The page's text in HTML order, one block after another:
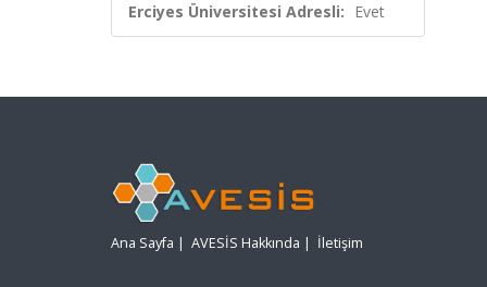
Erciyes Üniversitesi Adresli: Evet
Ana Sayfa | AVESİS Hakkında | İletişim